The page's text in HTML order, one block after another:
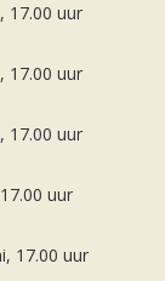
17.00 uur
17.00 uur
17.00 uur
uur
17.00 uur